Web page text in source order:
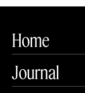
Home
Journal